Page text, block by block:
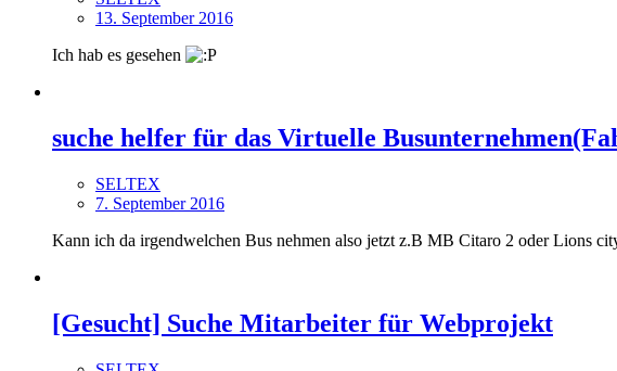
13. September 2016
Ich hab es gesehen
suche helfer für das Virtuelle
SELTEX
7. September 2016
Kann ich da irgendwelchen Bus nehmen also jetzt z.B MB Citaro 2 oder Lions
[Gesucht] Suche Mitarbeiter für Webprojekt